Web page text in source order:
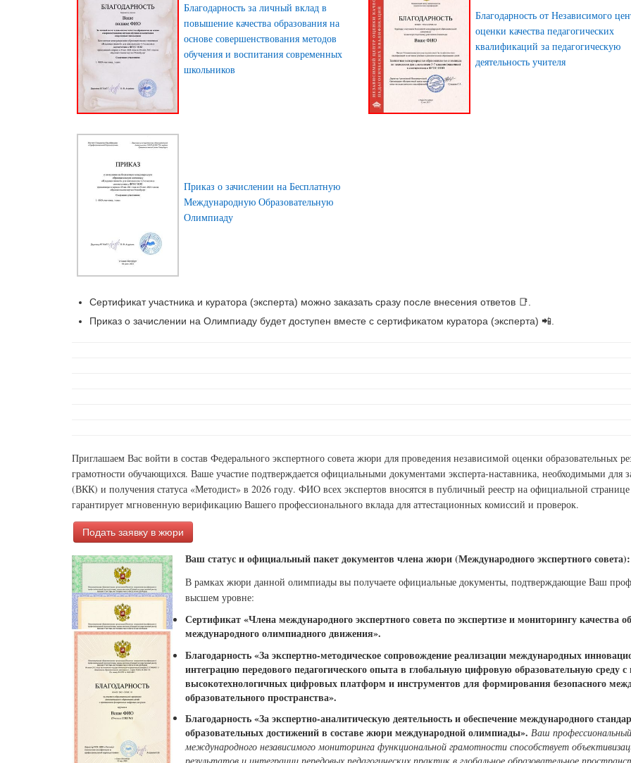
Благодарность за личный вклад в
повышение качества образования на
основе совершенствования методов
обучения и воспитания современных
школьников
Благодарность от Независимого
оценки качества педагогических
квалификаций за педагогическую
деятельность учителя
Приказ о зачислении на Бесплатную
Международную Образовательную
Олимпиаду
Сертификат участника и куратора (эксперта) можно заказать сразу после внесения ответов 📑.
Приказ о зачислении на Олимпиаду будет доступен вместе с сертификатом куратора (эксперта) 📲.
Приглашаем Вас войти в состав Федерального экспертного совета жюри для проведения независимой оценки образовательных
грамотности обучающихся. Ваше участие подтверждается официальными документами эксперта-наставника, необходимыми для
(ВКК) и получения статуса «Методист» в 2026 году. ФИО всех экспертов вносятся в публичный реестр на официальной
гарантирует мгновенную верификацию Вашего профессионального вклада для аттестационных комиссий и проверок.
Подать заявку в жюри
Ваш статус и официальный пакет документов члена жюри (Международного экспертного совета):
В рамках жюри данной олимпиады вы получаете официальные документы, подтверждающие Ваш
высшем уровне:
Сертификат «Члена международного экспертного совета по экспертизе и мониторингу качества
международного олимпиадного движения».
Благодарность «За экспертно-методическое сопровождение реализации международных
интеграцию передового педагогического опыта в глобальную цифровую образовательную среду
высокотехнологичных цифровых платформ и инструментов для формирования безопасного
образовательного пространства».
Благодарность «За экспертно-аналитическую деятельность и обеспечение международного
образовательных достижений в составе жюри международной олимпиады». Ваш
международного независимого мониторинга функциональной грамотности способствует